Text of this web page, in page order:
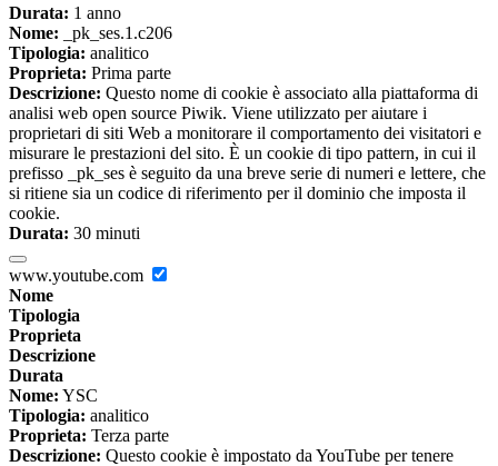
Durata: 1 anno
Nome: _pk_ses.1.c206
Tipologia: analitico
Proprieta: Prima parte
Descrizione: Questo nome di cookie è associato alla piattaforma di
analisi web open source Piwik. Viene utilizzato per aiutare i
proprietari di siti Web a monitorare il comportamento dei visitatori e
misurare le prestazioni del sito. È un cookie di tipo pattern, in cui il
prefisso _pk_ses è seguito da una breve serie di numeri e lettere, che
si ritiene sia un codice di riferimento per il dominio che imposta il
cookie.
Durata: 30 minuti
www.youtube.com
Nome
Tipologia
Proprieta
Descrizione
Durata
Nome: YSC
Tipologia: analitico
Proprieta: Terza parte
Descrizione: Questo cookie è impostato da YouTube per tenere